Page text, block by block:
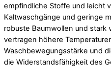
empfindliche Stoffe und leicht
Kaltwaschgänge und geringe
robuste Baumwollen und
vertragen höhere
Waschbewegungsstärke und
die Widerstandsfähigkeit des